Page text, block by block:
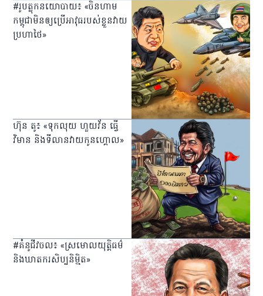
#រូបត្លុកនយោបាយ៖ «ចិនហាម
កម្ពុជាមិនឲ្យប្រើអាវុធរបស់ខ្លួនវាយ
ប្រហាថៃ»
ហ៊ុន តូ៖​ «ទុកលុយ ហួយវ័ន ធ្វើ
វិមាន និងទីលានវាយកូនហ្គោល»
#គំនូជីវចល៖ «ស្រមោលយុត្តិធម៌
និងឃាតករសិប្បនិម្មិត»